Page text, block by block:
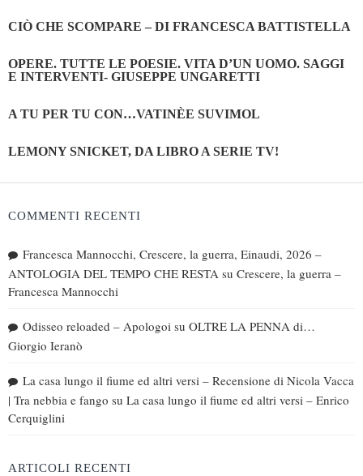
CIÒ CHE SCOMPARE – DI FRANCESCA BATTISTELLA
OPERE. TUTTE LE POESIE. VITA D’UN UOMO. SAGGI
E INTERVENTI- GIUSEPPE UNGARETTI
A TU PER TU CON…VATINÈE SUVIMOL
LEMONY SNICKET, DA LIBRO A SERIE TV!
COMMENTI RECENTI
Francesca Mannocchi, Crescere, la guerra, Einaudi, 2026 –
ANTOLOGIA DEL TEMPO CHE RESTA su Crescere, la guerra –
Francesca Mannocchi
Odisseo reloaded – Apologoi su OLTRE LA PENNA di…
Giorgio Ieranò
La casa lungo il fiume ed altri versi – Recensione di Nicola Vacca
| Tra nebbia e fango su La casa lungo il fiume ed altri versi – Enrico
Cerquiglini
ARTICOLI RECENTI